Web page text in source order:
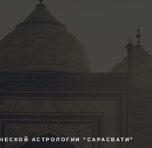
АСТРОЛОГИИ "САРАСВАТИ"